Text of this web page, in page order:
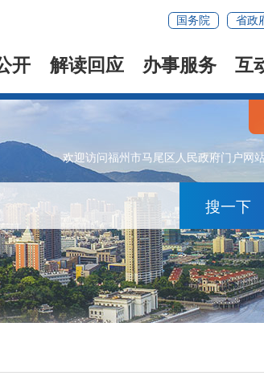
国务院 省政
开 解读回应 办事服务 互
欢迎访问福州市马尾区人民政府门户网站
搜一下